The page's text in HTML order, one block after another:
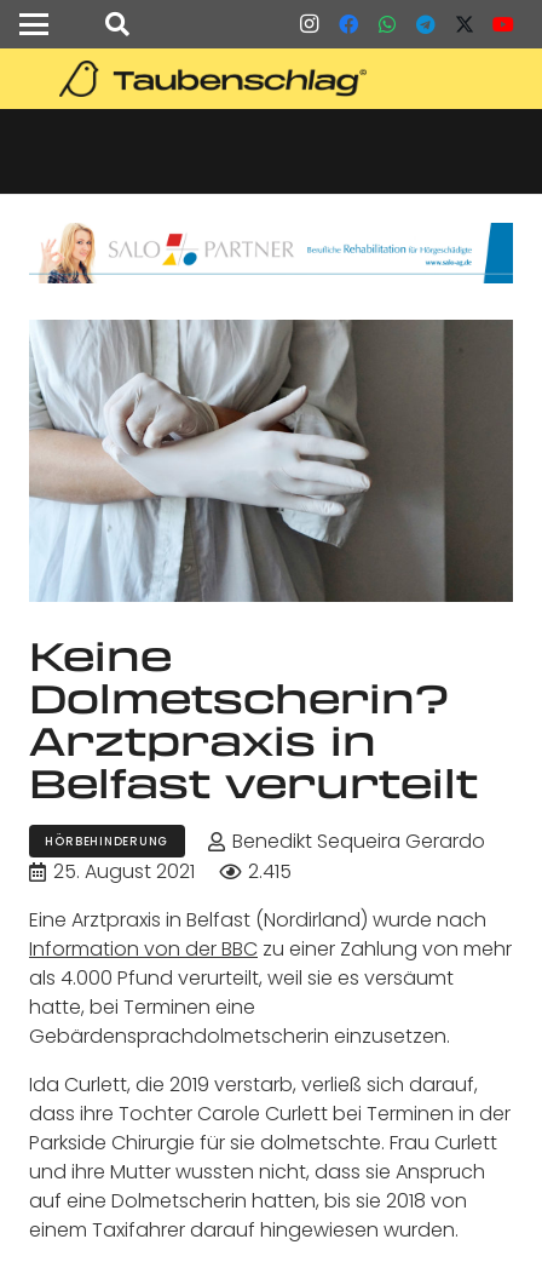
Keine
Dolmetscherin?
Arztpraxis in
Belfast verurteilt
HÖRBEHINDERUNG
Benedikt Sequeira Gerardo
25. August 2021
2.415
Eine Arztpraxis in Belfast (Nordirland) wurde nach
Information von der BBC zu einer Zahlung von mehr
als 4.000 Pfund verurteilt, weil sie es versäumt
hatte, bei Terminen eine
Gebärdensprachdolmetscherin einzusetzen.
Ida Curlett, die 2019 verstarb, verließ sich darauf,
dass ihre Tochter Carole Curlett bei Terminen in der
Parkside Chirurgie für sie dolmetschte. Frau Curlett
und ihre Mutter wussten nicht, dass sie Anspruch
auf eine Dolmetscherin hatten, bis sie 2018 von
einem Taxifahrer darauf hingewiesen wurden.